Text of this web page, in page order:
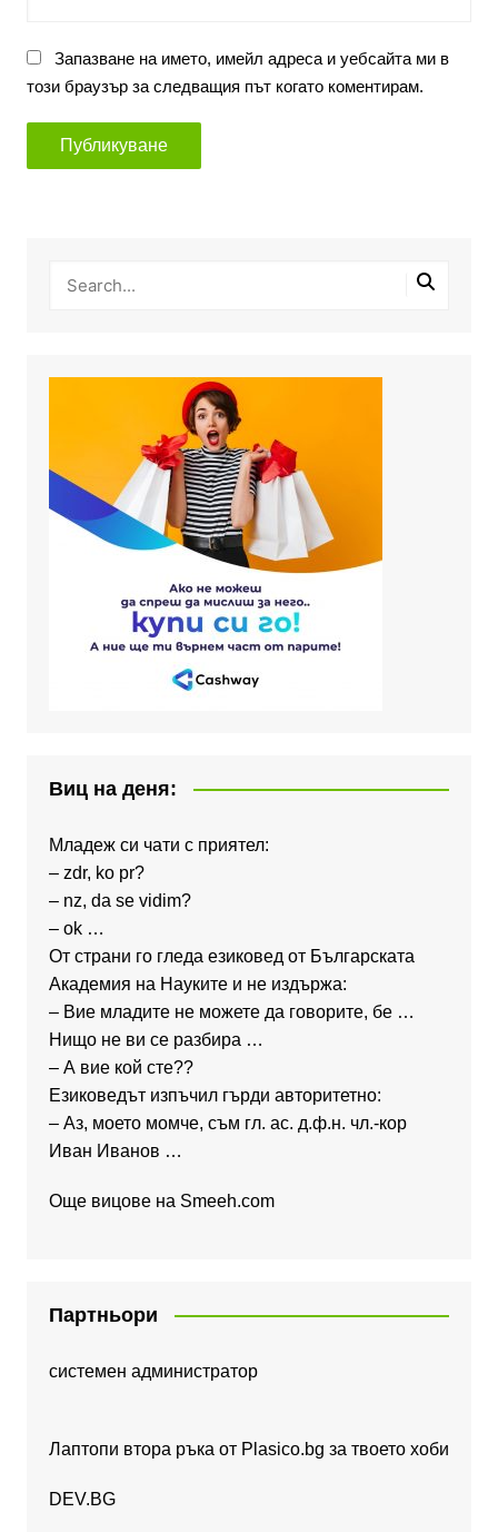
Запазване на името, имейл адреса и уебсайта ми в
този браузър за следващия път когато коментирам.
Виц на деня:
Младеж си чати с приятел:
– zdr, ko pr?
– nz, da se vidim?
– ok …
От страни го гледа езиковед от Българската
Академия на Науките и не издържа:
– Вие младите не можете да говорите, бе …
Нищо не ви се разбира …
– А вие кой сте??
Езиковедът изпъчил гърди авторитетно:
– Аз, моето момче, съм гл. ас. д.ф.н. чл.-кор
Иван Иванов …
Още вицове на Smeeh.com
Партньори
системен администратор
Лаптопи втора ръка от Plasico.bg за твоето хоби
DEV.BG